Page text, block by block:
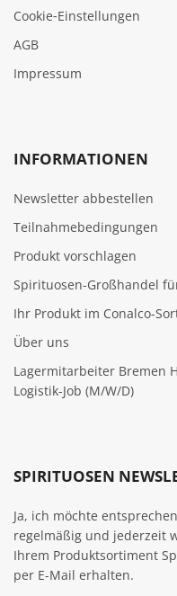
Cookie‑Einstellungen
AGB
Impressum
INFORMATIONEN
Newsletter abbestellen
Teilnahmebedingungen
Produkt vorschlagen
Spirituosen-Großhandel
Ihr Produkt im Conalco-
Über uns
Lagermitarbeiter Bremen
Logistik-Job (M/W/D)
SPIRITUOSEN
Ja, ich möchte
regelmäßig und jederzeit
Ihrem Produktsortiment
per E-Mail erhalten.